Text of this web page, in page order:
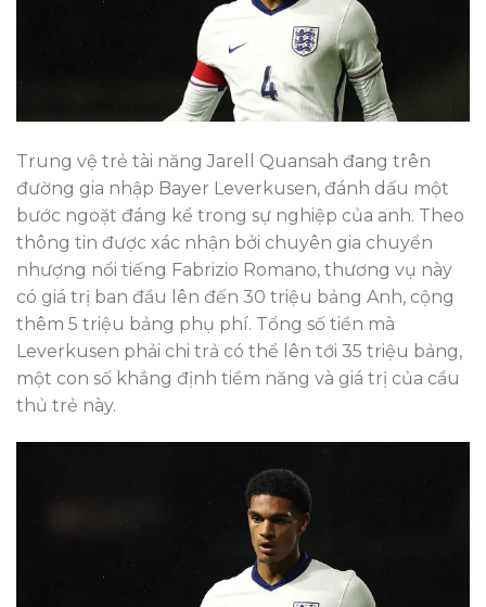
Trung vệ trẻ tài năng Jarell Quansah đang trên
đường gia nhập Bayer Leverkusen, đánh dấu một
bước ngoặt đáng kể trong sự nghiệp của anh. Theo
thông tin được xác nhận bởi chuyên gia chuyển
nhượng nổi tiếng Fabrizio Romano, thương vụ này
có giá trị ban đầu lên đến 30 triệu bảng Anh, cộng
thêm 5 triệu bảng phụ phí. Tổng số tiền mà
Leverkusen phải chi trả có thể lên tới 35 triệu bảng,
một con số khẳng định tiềm năng và giá trị của cầu
thủ trẻ này.